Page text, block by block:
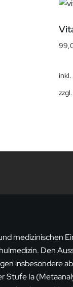
inkl.
zzgl.
medizinischen
Den
insbesondere
Ia